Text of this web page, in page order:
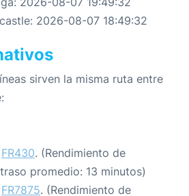
2026-08-07 18:49:32
sirven la misma ruta entre
FR430. (Rendimiento de
promedio: 13 minutos)
FR7875. (Rendimiento de